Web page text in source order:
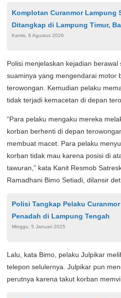
Komplotan Curanmor Lampung
Ditangkap di Lampung Timur,
Motor
Kamis, 6 Agustus 2026
Polisi menjelaskan kejadian
suaminya yang mengendarai motor
terowongan. Kemudian pelaku
tidak terjadi kemacetan di depan
“Para pelaku mengaku mereka
korban berhenti di depan
membuat macet. Para pelaku
korban tidak mau karena posisi di
tawuran,” kata Kanit Resmob
Ramadhani Bimo Setiadi, dilansir
Polisi Tangkap Pelaku
Penadah di Lampung Tengah
Minggu, 5 Januari 2025
Lalu, kata Bimo, pelaku Julpikar
telepon selulernya. Julpikar pun
perutnya karena takut korban